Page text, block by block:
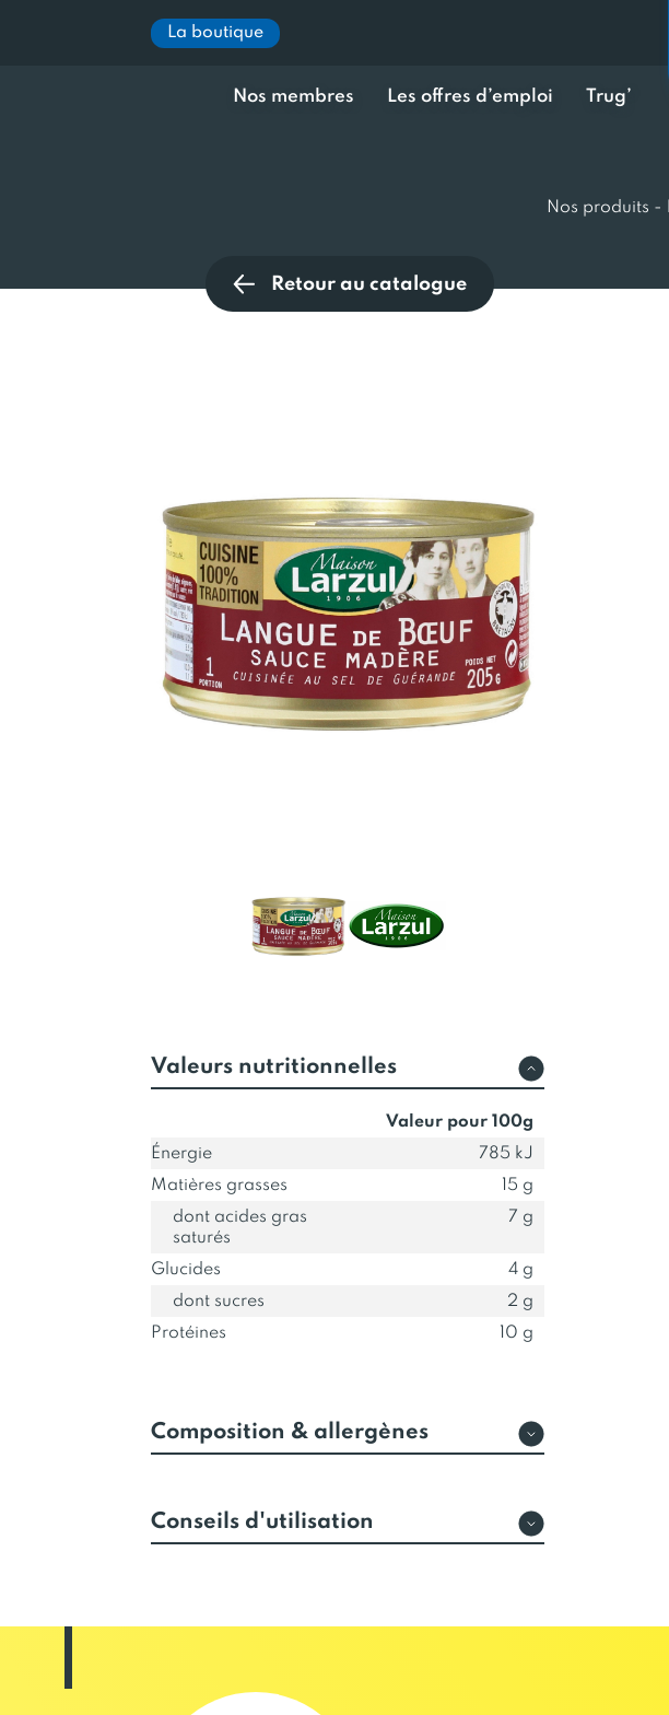
La boutique
Nos membres Les offres d’emploi Trug’
Nos produits -
Retour au catalogue
Valeurs nutritionnelles
Valeur pour 100g
Énergie
785 kJ
Matières grasses
15 g
dont acides gras
saturés
7 g
Glucides
4 g
dont sucres
2 g
Protéines
10 g
Composition & allergènes
Conseils d'utilisation